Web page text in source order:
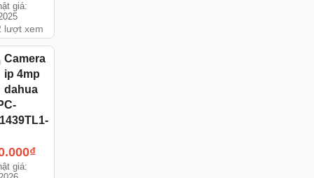
giá:
lượt xem
Camera
ip 4mp
dahua
₫
giá: